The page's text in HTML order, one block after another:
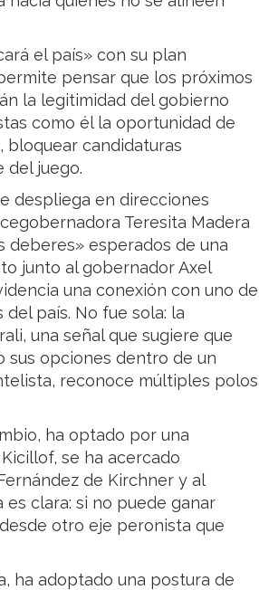
el país» con su plan
pensar que los próximos
la legitimidad del gobierno
como él la oportunidad de
bloquear candidaturas
del juego.
despliega en direcciones
Teresita Madera
esperados de una
junto al gobernador Axel
una conexión con uno de
país. No fue sola: la
una señal que sugiere que
sus opciones dentro de un
reconoce múltiples polos
ha optado por una
se ha acercado
de Kirchner y al
clara: si no puede ganar
otro eje peronista que
ha adoptado una postura de